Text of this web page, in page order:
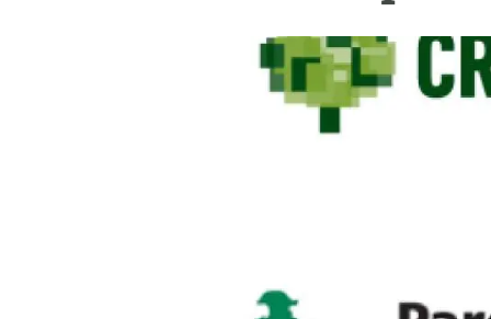
Equitat, Diversitat i Inclusió (EDI)
Observació de la
Temes
Publicacions
Synthesis Actions